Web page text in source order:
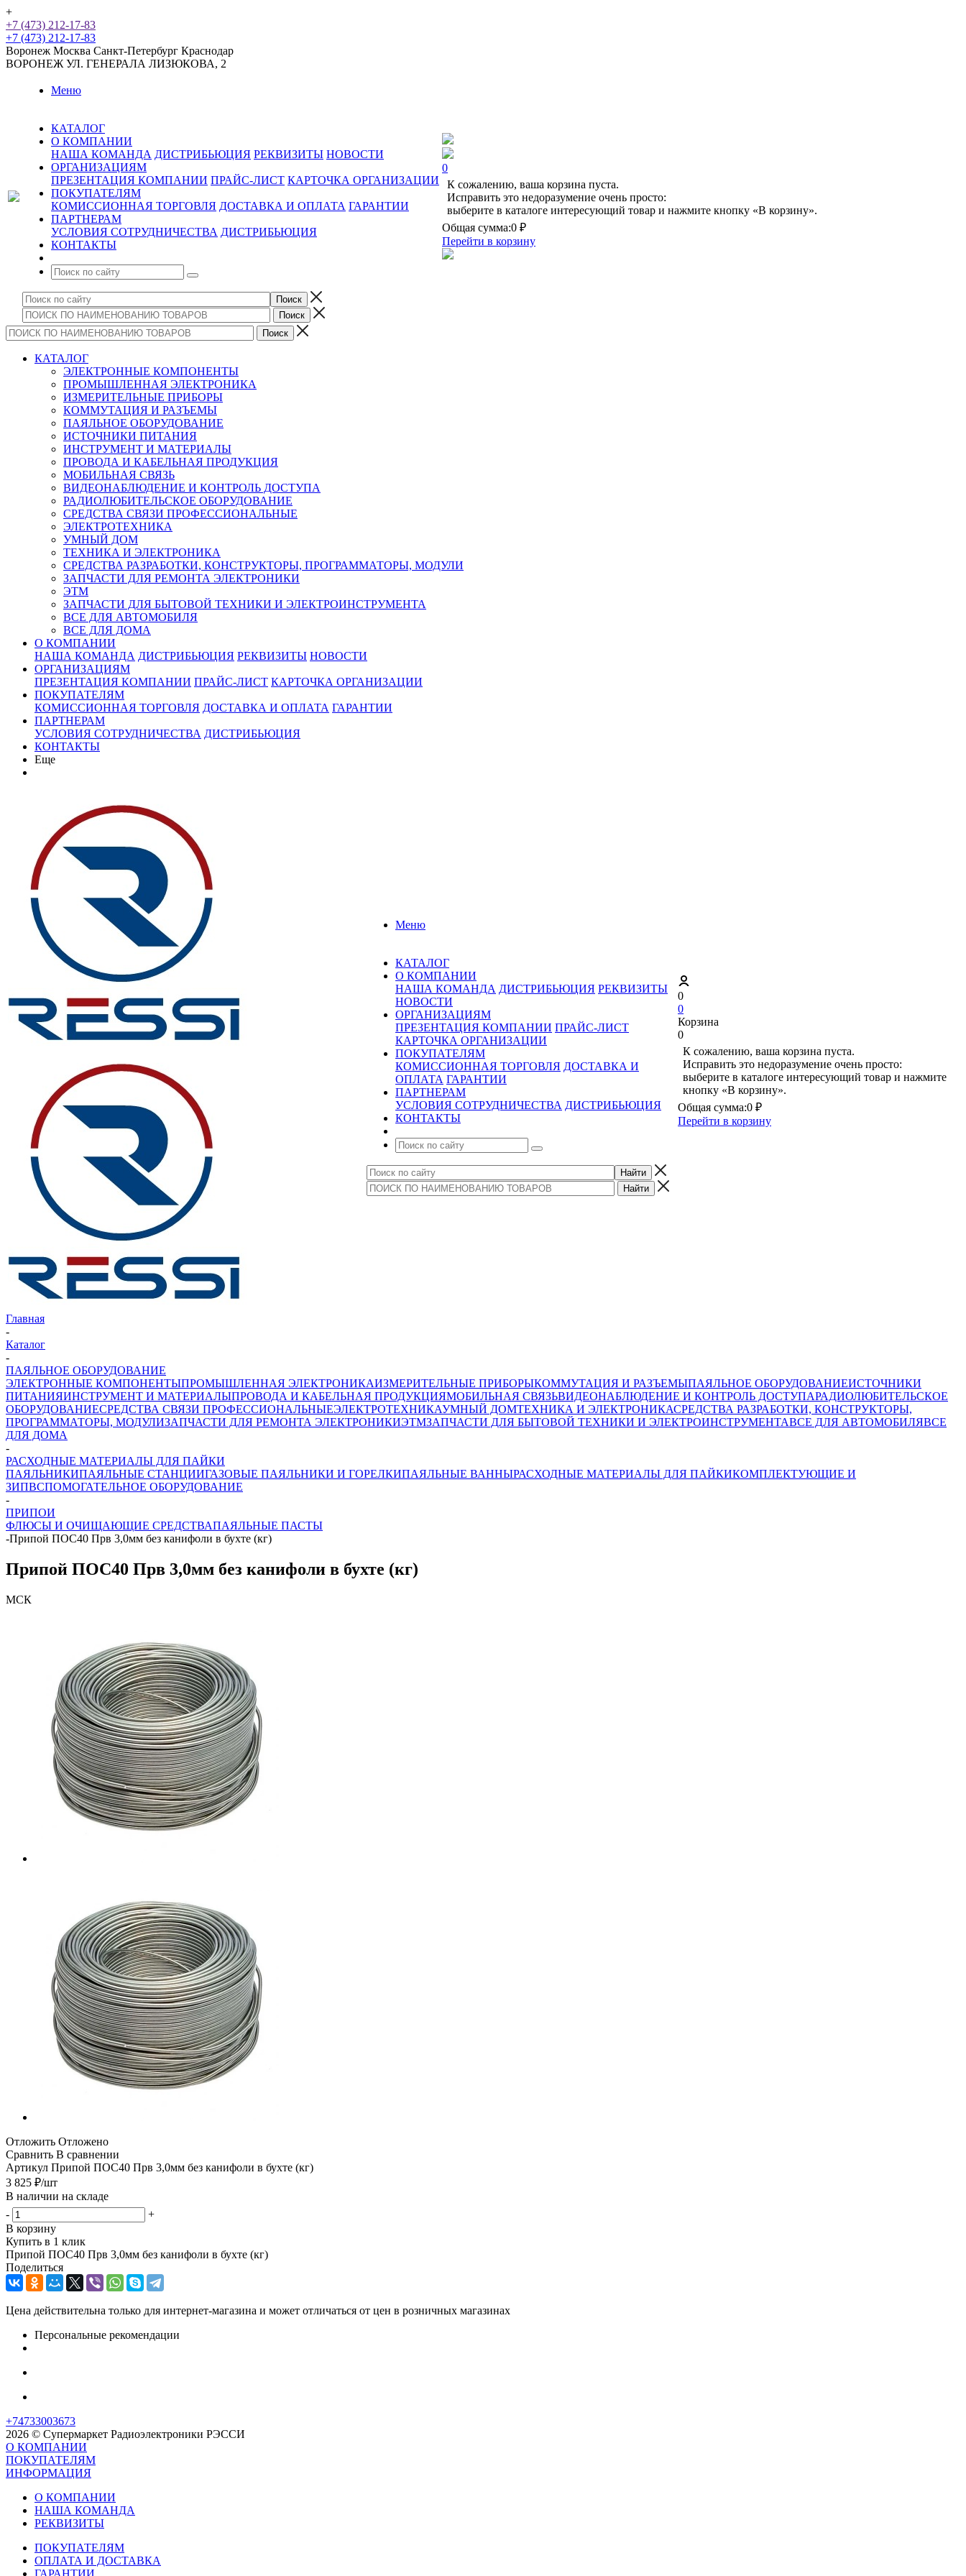
+
+7 (473) 212-17-83
+7 (473) 212-17-83
Воронеж Москва Санкт-Петербург Краснодар
ВОРОНЕЖ УЛ. ГЕНЕРАЛА ЛИЗЮКОВА, 2
Меню
КАТАЛОГ
О КОМПАНИИ
НАША КОМАНДА ДИСТРИБЬЮЦИЯ РЕКВИЗИТЫ НОВОСТИ
ОРГАНИЗАЦИЯМ
ПРЕЗЕНТАЦИЯ КОМПАНИИ ПРАЙС-ЛИСТ КАРТОЧКА ОРГАНИЗАЦИИ
ПОКУПАТЕЛЯМ
КОМИССИОННАЯ ТОРГОВЛЯ ДОСТАВКА И ОПЛАТА ГАРАНТИИ
ПАРТНЕРАМ
УСЛОВИЯ СОТРУДНИЧЕСТВА ДИСТРИБЬЮЦИЯ
КОНТАКТЫ
0
К сожалению, ваша корзина пуста.
Исправить это недоразумение очень просто:
выберите в каталоге интересующий товар и нажмите кнопку «В корзину».
Общая сумма:0 ₽
Перейти в корзину
КАТАЛОГ
ЭЛЕКТРОННЫЕ КОМПОНЕНТЫ
ПРОМЫШЛЕННАЯ ЭЛЕКТРОНИКА
ИЗМЕРИТЕЛЬНЫЕ ПРИБОРЫ
КОММУТАЦИЯ И РАЗЪЕМЫ
ПАЯЛЬНОЕ ОБОРУДОВАНИЕ
ИСТОЧНИКИ ПИТАНИЯ
ИНСТРУМЕНТ И МАТЕРИАЛЫ
ПРОВОДА И КАБЕЛЬНАЯ ПРОДУКЦИЯ
МОБИЛЬНАЯ СВЯЗЬ
ВИДЕОНАБЛЮДЕНИЕ И КОНТРОЛЬ ДОСТУПА
РАДИОЛЮБИТЕЛЬСКОЕ ОБОРУДОВАНИЕ
СРЕДСТВА СВЯЗИ ПРОФЕССИОНАЛЬНЫЕ
ЭЛЕКТРОТЕХНИКА
УМНЫЙ ДОМ
ТЕХНИКА И ЭЛЕКТРОНИКА
СРЕДСТВА РАЗРАБОТКИ, КОНСТРУКТОРЫ, ПРОГРАММАТОРЫ, МОДУЛИ
ЗАПЧАСТИ ДЛЯ РЕМОНТА ЭЛЕКТРОНИКИ
ЭТМ
ЗАПЧАСТИ ДЛЯ БЫТОВОЙ ТЕХНИКИ И ЭЛЕКТРОИНСТРУМЕНТА
ВСЕ ДЛЯ АВТОМОБИЛЯ
ВСЕ ДЛЯ ДОМА
О КОМПАНИИ
НАША КОМАНДА ДИСТРИБЬЮЦИЯ РЕКВИЗИТЫ НОВОСТИ
ОРГАНИЗАЦИЯМ
ПРЕЗЕНТАЦИЯ КОМПАНИИ ПРАЙС-ЛИСТ КАРТОЧКА ОРГАНИЗАЦИИ
ПОКУПАТЕЛЯМ
КОМИССИОННАЯ ТОРГОВЛЯ ДОСТАВКА И ОПЛАТА ГАРАНТИИ
ПАРТНЕРАМ
УСЛОВИЯ СОТРУДНИЧЕСТВА ДИСТРИБЬЮЦИЯ
КОНТАКТЫ
Еще
Меню
КАТАЛОГ
О КОМПАНИИ
НАША КОМАНДА ДИСТРИБЬЮЦИЯ РЕКВИЗИТЫ
НОВОСТИ
ОРГАНИЗАЦИЯМ
ПРЕЗЕНТАЦИЯ КОМПАНИИ ПРАЙС-ЛИСТ
КАРТОЧКА ОРГАНИЗАЦИИ
ПОКУПАТЕЛЯМ
КОМИССИОННАЯ ТОРГОВЛЯ ДОСТАВКА И
ОПЛАТА ГАРАНТИИ
ПАРТНЕРАМ
УСЛОВИЯ СОТРУДНИЧЕСТВА ДИСТРИБЬЮЦИЯ
КОНТАКТЫ
0
0
Корзина
0
К сожалению, ваша корзина пуста.
Исправить это недоразумение очень просто:
выберите в каталоге интересующий товар и нажмите
кнопку «В корзину».
Общая сумма:0 ₽
Перейти в корзину
Главная
-
Каталог
-
ПАЯЛЬНОЕ ОБОРУДОВАНИЕ
ЭЛЕКТРОННЫЕ КОМПОНЕНТЫПРОМЫШЛЕННАЯ ЭЛЕКТРОНИКАИЗМЕРИТЕЛЬНЫЕ ПРИБОРЫКОММУТАЦИЯ И РАЗЪЕМЫПАЯЛЬНОЕ ОБОРУДОВАНИЕИСТОЧНИКИ
ПИТАНИЯИНСТРУМЕНТ И МАТЕРИАЛЫПРОВОДА И КАБЕЛЬНАЯ ПРОДУКЦИЯМОБИЛЬНАЯ СВЯЗЬВИДЕОНАБЛЮДЕНИЕ И КОНТРОЛЬ ДОСТУПАРАДИОЛЮБИТЕЛЬСКОЕ
ОБОРУДОВАНИЕСРЕДСТВА СВЯЗИ ПРОФЕССИОНАЛЬНЫЕЭЛЕКТРОТЕХНИКАУМНЫЙ ДОМТЕХНИКА И ЭЛЕКТРОНИКАСРЕДСТВА РАЗРАБОТКИ, КОНСТРУКТОРЫ,
ПРОГРАММАТОРЫ, МОДУЛИЗАПЧАСТИ ДЛЯ РЕМОНТА ЭЛЕКТРОНИКИЭТМЗАПЧАСТИ ДЛЯ БЫТОВОЙ ТЕХНИКИ И ЭЛЕКТРОИНСТРУМЕНТАВСЕ ДЛЯ АВТОМОБИЛЯВСЕ
ДЛЯ ДОМА
-
РАСХОДНЫЕ МАТЕРИАЛЫ ДЛЯ ПАЙКИ
ПАЯЛЬНИКИПАЯЛЬНЫЕ СТАНЦИИГАЗОВЫЕ ПАЯЛЬНИКИ И ГОРЕЛКИПАЯЛЬНЫЕ ВАННЫРАСХОДНЫЕ МАТЕРИАЛЫ ДЛЯ ПАЙКИКОМПЛЕКТУЮЩИЕ И
ЗИПВСПОМОГАТЕЛЬНОЕ ОБОРУДОВАНИЕ
-
ПРИПОИ
ФЛЮСЫ И ОЧИЩАЮЩИЕ СРЕДСТВАПАЯЛЬНЫЕ ПАСТЫ
-Припой ПОС40 Прв 3,0мм без канифоли в бухте (кг)
Припой ПОС40 Прв 3,0мм без канифоли в бухте (кг)
МСК
Отложить Отложено
Сравнить В сравнении
Артикул Припой ПОС40 Прв 3,0мм без канифоли в бухте (кг)
3 825 ₽/шт
В наличии на складе
-
+
В корзину
Купить в 1 клик
Припой ПОС40 Прв 3,0мм без канифоли в бухте (кг)
Поделиться
Цена действительна только для интернет-магазина и может отличаться от цен в розничных магазинах
Персональные рекомендации
+74733003673
2026 © Супермаркет Радиоэлектроники РЭССИ
О КОМПАНИИ
ПОКУПАТЕЛЯМ
ИНФОРМАЦИЯ
О КОМПАНИИ
НАША КОМАНДА
РЕКВИЗИТЫ
ПОКУПАТЕЛЯМ
ОПЛАТА И ДОСТАВКА
ГАРАНТИИ